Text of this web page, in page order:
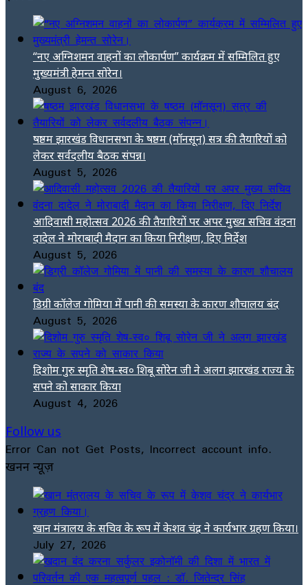
“नए अग्निशमन वाहनों का लोकार्पण” कार्यक्रम में सम्मिलित हुए
मुख्यमंत्री हेमन्त सोरेन।
August 6, 2026
षष्ठम झारखंड विधानसभा के षष्ठम (मॉनसून) सत्र की तैयारियों को
लेकर सर्वदलीय बैठक संपन्न।
August 5, 2026
आदिवासी महोत्सव 2026 की तैयारियों पर अपर मुख्य सचिव वंदना
दादेल ने मोराबादी मैदान का किया निरीक्षण, दिए निर्देश
August 5, 2026
डिग्री कॉलेज गोमिया में पानी की समस्या के कारण शौचालय बंद
August 5, 2026
दिशोम गुरु स्मृति शेष-स्व० शिबू सोरेन जी ने अलग झारखंड राज्य के
सपने को साकार किया
August 4, 2026
Follow us
Error Can not Get Posts, Incorrect account info.
खनन न्यूज़
खान मंत्रालय के सचिव के रूप में केशव चंद्र ने कार्यभार ग्रहण किया।
July 27, 2026